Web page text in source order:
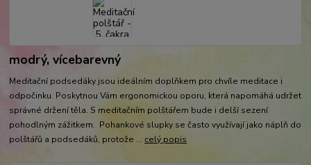
modrý, vícebarevný
Meditační podsedáky jsou ideálním doplňkem pro chvíle meditace i
odpočinku. Poskytnou Vám ergonomickou oporu, která napomáhá udržet
správné držení těla. S meditačním polštářem bude i delší sezení
pohodlným zážitkem. Pohankové slupky se často využívají jako náplň do
polštářů a podsedáků, protože ... celý popis